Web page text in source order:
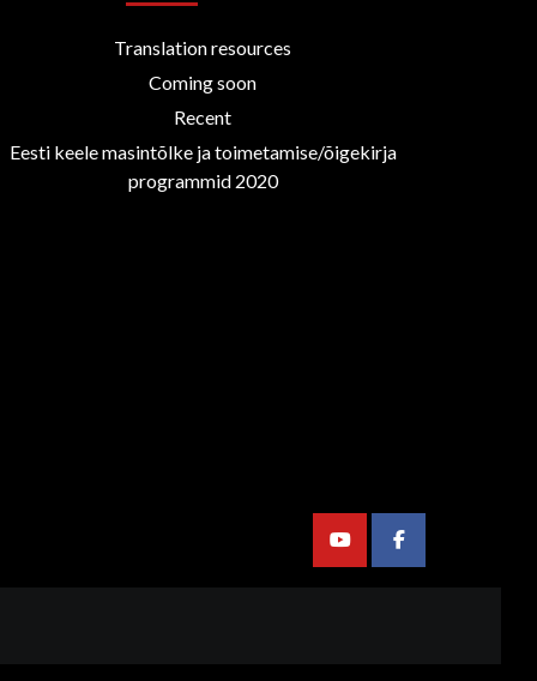
Translation resources
Coming soon
Recent
Eesti keele masintõlke ja toimetamise/õigekirja
programmid 2020
YoutubeFacebook